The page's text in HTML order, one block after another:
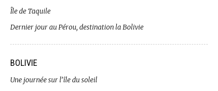
Île de Taquile
Dernier jour au Pérou, destination la Bolivie
BOLIVIE
Une journée sur l’île du soleil